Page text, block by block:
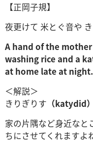
【正岡子規】
夜更けて 米とぐ音や
A hand of the mother
washing rice and a
at home late at night.
＜解説＞
きりぎりす （katydid）
家の片隅など身近なと
ちにさせてくれますよ